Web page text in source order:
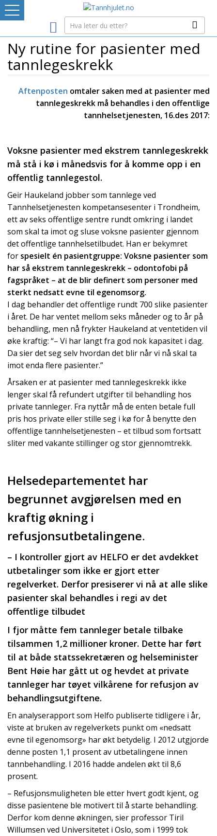
LEVERANDØRREGISTER
TANNBLOGGEN
MEDIA-INFO
Avtaleboken
Ditt Tannhjul
Ny rutine for pasienter med
tannlegeskrekk
Aftenposten omtaler saken med at pasienter med
tannlegeskrekk må behandles i den offentlige
tannhelsetjenesten, 16.des 2017:
Voksne pasienter med ekstrem tannlegeskrekk
må stå i kø i månedsvis for å komme opp i en
offentlig tannlegestol.
Geir Haukeland jobber som tannlege ved
Tannhelsetjenesten kompetansesenter i Trondheim,
ett av seks offentlige sentre rundt omkring i landet
som skal ta imot og sluse voksne pasienter gjennom
det offentlige tannhelsetilbudet. Han er bekymret
for spesielt én pasientgruppe: Voksne pasienter som
har så ekstrem tannlegeskrekk – odontofobi på
fagspråket – at de blir definert som personer med
sterkt nedsatt evne til egenomsorg.
I dag behandler det offentlige rundt 700 slike pasienter
i året. De har ventet mellom seks måneder og to år på
behandling, men nå frykter Haukeland at ventetiden vil
øke kraftig: “– Vi har langt fra god nok kapasitet i dag.
Da sier det seg selv hvordan det blir når vi nå skal ta
imot enda flere pasienter.”
Årsaken er at pasienter med tannlegeskrekk ikke
lenger skal få refundert utgifter til behandling hos
private tannleger. Fra nyttår må de enten betale full
pris hos private eller stille seg i kø for å benytte den
offentlige tannhelsetjenesten – et tilbud som fortsatt
sliter med vakante stillinger og stor gjennomtrekk.
Helsedepartementet har
begrunnet avgjørelsen med en
kraftig økning i
refusjonsutbetalingene.
– I kontroller gjort av HELFO er det avdekket
utbetalinger som ikke er gjort etter
regelverket. Derfor presiserer vi nå at alle slike
pasienter skal behandles i regi av det
offentlige tilbudet
I fjor måtte fem tannleger betale tilbake
tilsammen 1,2 millioner kroner. Dette har ført
til at både statssekretæren og helseminister
Bent Høie har gått ut og hevdet at private
tannleger har tøyet vilkårene for refusjon av
behandlingsutgiftene.
En analyserapport som Helfo publiserte tidligere i år,
viste at bruken av regelverkets punkt om «nedsatt
evne til egenomsorg» har økt betydelig. I 2012 utgjorde
denne posten 1,1 prosent av utbetalingene innen
tannbehandling. I 2016 hadde andelen økt til 8,6
prosent.
– Refusjonsmuligheten ble etter hvert godt kjent, og
disse pasientene ble motivert til å starte behandling.
Derfor kom denne økningen, sier professor Tiril
Willumsen ved Universitetet i Oslo, som i 1999 tok
Logg inn
Mistet ditt passord?